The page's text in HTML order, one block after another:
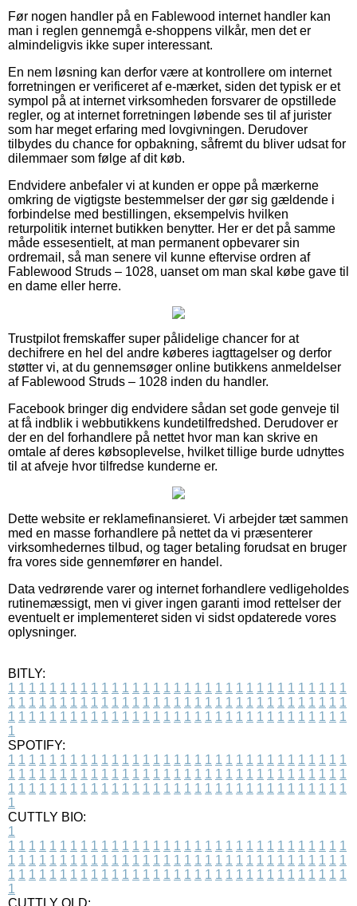
Før nogen handler på en Fablewood internet handler kan
man i reglen gennemgå e-shoppens vilkår, men det er
almindeligvis ikke super interessant.
En nem løsning kan derfor være at kontrollere om internet
forretningen er verificeret af e-mærket, siden det typisk er et
sympol på at internet virksomheden forsvarer de opstillede
regler, og at internet forretningen løbende ses til af jurister
som har meget erfaring med lovgivningen. Derudover
tilbydes du chance for opbakning, såfremt du bliver udsat for
dilemmaer som følge af dit køb.
Endvidere anbefaler vi at kunden er oppe på mærkerne
omkring de vigtigste bestemmelser der gør sig gældende i
forbindelse med bestillingen, eksempelvis hvilken
returpolitik internet butikken benytter. Her er det på samme
måde essesentielt, at man permanent opbevarer sin
ordremail, så man senere vil kunne eftervise ordren af
Fablewood Struds – 1028, uanset om man skal købe gave til
en dame eller herre.
Trustpilot fremskaffer super pålidelige chancer for at
dechifrere en hel del andre køberes iagttagelser og derfor
støtter vi, at du gennemsøger online butikkens anmeldelser
af Fablewood Struds – 1028 inden du handler.
Facebook bringer dig endvidere sådan set gode genveje til
at få indblik i webbutikkens kundetilfredshed. Derudover er
der en del forhandlere på nettet hvor man kan skrive en
omtale af deres købsoplevelse, hvilket tillige burde udnyttes
til at afveje hvor tilfredse kunderne er.
Dette website er reklamefinansieret. Vi arbejder tæt sammen
med en masse forhandlere på nettet da vi præsenterer
virksomhedernes tilbud, og tager betaling forudsat en bruger
fra vores side gennemfører en handel.
Data vedrørende varer og internet forhandlere vedligeholdes
rutinemæssigt, men vi giver ingen garanti imod rettelser der
eventuelt er implementeret siden vi sidst opdaterede vores
oplysninger.
BITLY:
1 1 1 1 1 1 1 1 1 1 1 1 1 1 1 1 1 1 1 1 1 1 1 1 1 1 1 1 1 1 1 1 1
1 1 1 1 1 1 1 1 1 1 1 1 1 1 1 1 1 1 1 1 1 1 1 1 1 1 1 1 1 1 1 1 1
1 1 1 1 1 1 1 1 1 1 1 1 1 1 1 1 1 1 1 1 1 1 1 1 1 1 1 1 1 1 1 1 1
1
SPOTIFY:
1 1 1 1 1 1 1 1 1 1 1 1 1 1 1 1 1 1 1 1 1 1 1 1 1 1 1 1 1 1 1 1 1
1 1 1 1 1 1 1 1 1 1 1 1 1 1 1 1 1 1 1 1 1 1 1 1 1 1 1 1 1 1 1 1 1
1 1 1 1 1 1 1 1 1 1 1 1 1 1 1 1 1 1 1 1 1 1 1 1 1 1 1 1 1 1 1 1 1
1
CUTTLY BIO:
1
1 1 1 1 1 1 1 1 1 1 1 1 1 1 1 1 1 1 1 1 1 1 1 1 1 1 1 1 1 1 1 1 1
1 1 1 1 1 1 1 1 1 1 1 1 1 1 1 1 1 1 1 1 1 1 1 1 1 1 1 1 1 1 1 1 1
1 1 1 1 1 1 1 1 1 1 1 1 1 1 1 1 1 1 1 1 1 1 1 1 1 1 1 1 1 1 1 1 1
1
CUTTLY OLD: